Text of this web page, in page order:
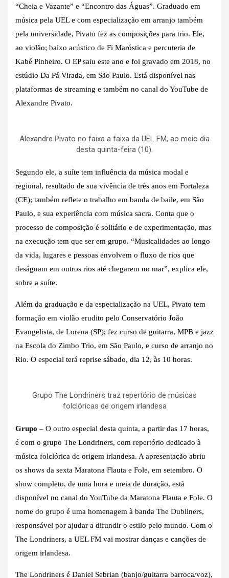
“Cheia e Vazante” e “Encontro das Águas”. Graduado em
música pela UEL e com especialização em arranjo também
pela universidade, Pivato fez as composições para trio. Ele,
ao violão; baixo acústico de Fi Maróstica e percuteria de
Kabé Pinheiro. O EP saiu este ano e foi gravado em 2018, no
estúdio Da Pá Virada, em São Paulo. Está disponível nas
plataformas de streaming e também no canal do YouTube de
Alexandre Pivato.
Alexandre Pivato no faixa a faixa da UEL FM, ao meio dia
desta quinta-feira (10).
Segundo ele, a suíte tem influência da música modal e
regional, resultado de sua vivência de três anos em Fortaleza
(CE); também reflete o trabalho em banda de baile, em São
Paulo, e sua experiência com música sacra. Conta que o
processo de composição é solitário e de experimentação, mas
na execução tem que ser em grupo. “Musicalidades ao longo
da vida, lugares e pessoas envolvem o fluxo de rios que
deságuam em outros rios até chegarem no mar”, explica ele,
sobre a suíte.
Além da graduação e da especialização na UEL, Pivato tem
formação em violão erudito pelo Conservatório João
Evangelista, de Lorena (SP); fez curso de guitarra, MPB e jazz
na Escola do Zimbo Trio, em São Paulo, e curso de arranjo no
Rio. O especial terá reprise sábado, dia 12, às 10 horas.
Grupo The Londriners traz repertório de músicas
folclóricas de origem irlandesa
Grupo – O outro especial desta quinta, a partir das 17 horas,
é com o grupo The Londriners, com repertório dedicado à
música folclórica de origem irlandesa. A apresentação abriu
os shows da sexta Maratona Flauta e Fole, em setembro. O
show completo, de uma hora e meia de duração, está
disponível no canal do YouTube da Maratona Flauta e Fole. O
nome do grupo é uma homenagem à banda The Dubliners,
responsável por ajudar a difundir o estilo pelo mundo. Com o
The Londriners, a UEL FM vai mostrar danças e canções de
origem irlandesa.
The Londriners é Daniel Sebrian (banjo/guitarra barroca/voz),